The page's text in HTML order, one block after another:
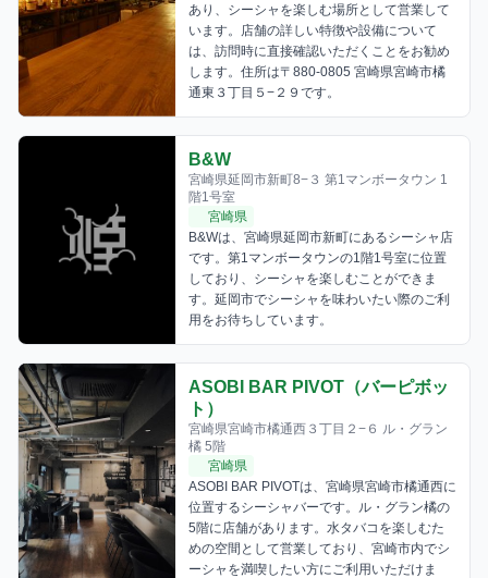
あり、シーシャを楽しむ場所として営業して
います。店舗の詳しい特徴や設備について
は、訪問時に直接確認いただくことをお勧め
します。住所は〒880-0805 宮崎県宮崎市橘
通東３丁目５−２９です。
B&W
宮崎県延岡市新町8−３ 第1マンボータウン 1
階1号室
宮崎県
B&Wは、宮崎県延岡市新町にあるシーシャ店
です。第1マンボータウンの1階1号室に位置
しており、シーシャを楽しむことができま
す。延岡市でシーシャを味わいたい際のご利
用をお待ちしています。
ASOBI BAR PIVOT（バーピボッ
ト）
宮崎県宮崎市橘通西３丁目２−６ ル・グラン
橘 5階
宮崎県
ASOBI BAR PIVOTは、宮崎県宮崎市橘通西に
位置するシーシャバーです。ル・グラン橘の
5階に店舗があります。水タバコを楽しむた
めの空間として営業しており、宮崎市内でシ
ーシャを満喫したい方にご利用いただけま